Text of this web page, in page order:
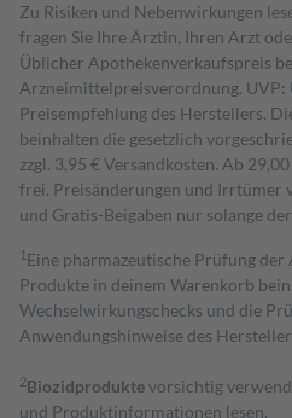
Zu Risiken und Nebenwirkungen
fragen Sie Ihre Ärztin, Ihren Arzt
Üblicher Apothekenverkaufspreis
Arzneimittelpreisverordnung. UVP:
Preisempfehlung des Herstellers.
beinhalten die gesetzlich
zzgl. 3,95 € Versandkosten. Ab
frei. Preisänderungen und Irrtümer
und Gratis-Beigaben nur solange
1 Eine pharmazeutische Prüfung
Produkte in deinem Warenkorb
Wechselwirkungschecks und die
Anwendungshinweise des
2Biozidproduktevorsichtig
und Produktinformationen lesen.